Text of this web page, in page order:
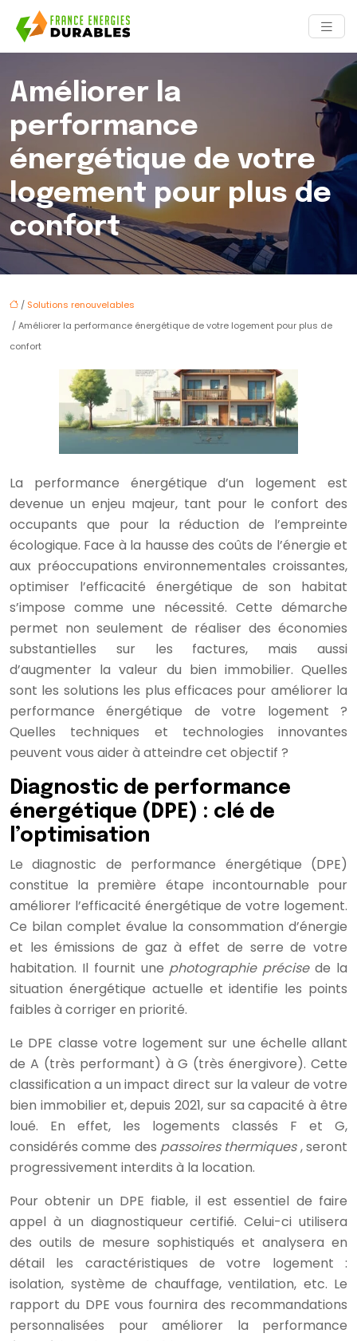
Améliorer la
performance
énergétique de votre
logement pour plus de
confort
/ Solutions renouvelables
/ Améliorer la performance énergétique de votre logement pour plus de
confort
La performance énergétique d’un logement est
devenue un enjeu majeur, tant pour le confort des
occupants que pour la réduction de l’empreinte
écologique. Face à la hausse des coûts de l’énergie et
aux préoccupations environnementales croissantes,
optimiser l’efficacité énergétique de son habitat
s’impose comme une nécessité. Cette démarche
permet non seulement de réaliser des économies
substantielles sur les factures, mais aussi
d’augmenter la valeur du bien immobilier. Quelles
sont les solutions les plus efficaces pour améliorer la
performance énergétique de votre logement ?
Quelles techniques et technologies innovantes
peuvent vous aider à atteindre cet objectif ?
Diagnostic de performance
énergétique (DPE) : clé de
l’optimisation
Le diagnostic de performance énergétique (DPE)
constitue la première étape incontournable pour
améliorer l’efficacité énergétique de votre logement.
Ce bilan complet évalue la consommation d’énergie
et les émissions de gaz à effet de serre de votre
habitation. Il fournit une photographie précisede la
situation énergétique actuelle et identifie les points
faibles à corriger en priorité.
Le DPE classe votre logement sur une échelle allant
de A (très performant) à G (très énergivore). Cette
classification a un impact direct sur la valeur de votre
bien immobilier et, depuis 2021, sur sa capacité à être
loué. En effet, les logements classés F et G,
considérés comme des passoires thermiques, seront
progressivement interdits à la location.
Pour obtenir un DPE fiable, il est essentiel de faire
appel à un diagnostiqueur certifié. Celui-ci utilisera
des outils de mesure sophistiqués et analysera en
détail les caractéristiques de votre logement :
isolation, système de chauffage, ventilation, etc. Le
rapport du DPE vous fournira des recommandations
personnalisées pour améliorer la performance